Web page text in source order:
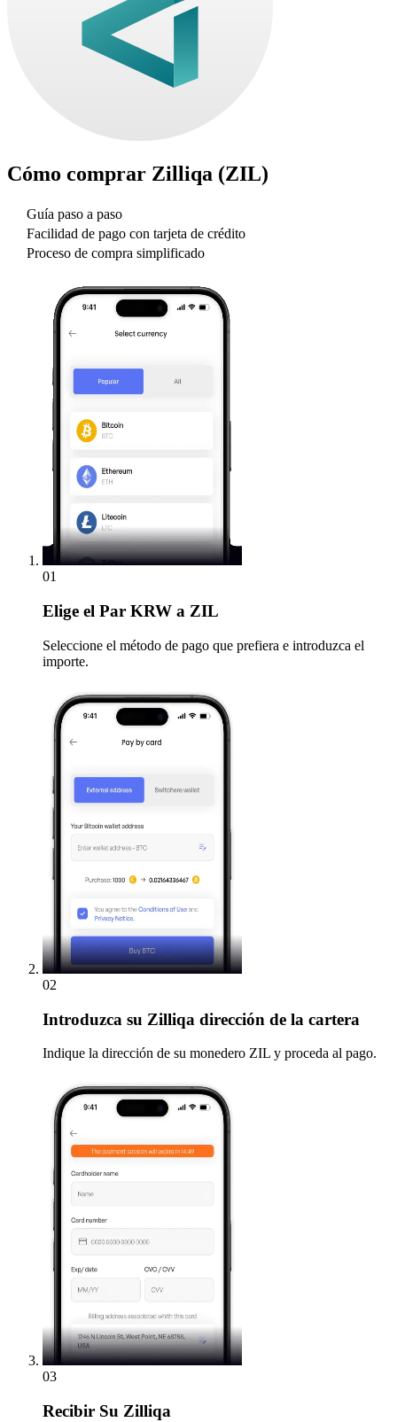
Cómo comprar Zilliqa (ZIL)
Guía paso a paso
Facilidad de pago con tarjeta de crédito
Proceso de compra simplificado
01
Elige el Par KRW a ZIL
Seleccione el método de pago que prefiera e introduzca el
importe.
02
Introduzca su Zilliqa dirección de la cartera
Indique la dirección de su monedero ZIL y proceda al pago.
03
Recibir Su Zilliqa